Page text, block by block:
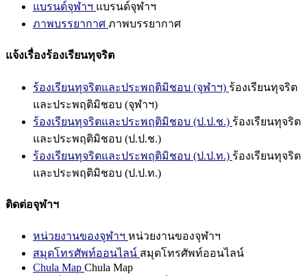
แบรนด์จุฬาฯ แบรนด์จุฬาฯ
ภาพบรรยากาศ ภาพบรรยากาศ
แจ้งเรื่องร้องเรียนทุจริต
ร้องเรียนทุจริตและประพฤติมิชอบ (จุฬาฯ) ร้องเรียนทุจริต
และประพฤติมิชอบ (จุฬาฯ)
ร้องเรียนทุจริตและประพฤติมิชอบ (ป.ป.ช.) ร้องเรียนทุจริต
และประพฤติมิชอบ (ป.ป.ช.)
ร้องเรียนทุจริตและประพฤติมิชอบ (ป.ป.ท.) ร้องเรียนทุจริต
และประพฤติมิชอบ (ป.ป.ท.)
ติดต่อจุฬาฯ
หน่วยงานของจุฬาฯ หน่วยงานของจุฬาฯ
สมุดโทรศัพท์ออนไลน์ สมุดโทรศัพท์ออนไลน์
Chula Map Chula Map